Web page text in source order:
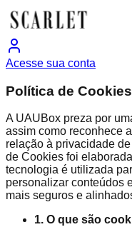
Acesse sua conta
Política de Cookies
A UAUBox preza por
assim como reconhece
relação à privacidade
de Cookies foi
tecnologia é utilizada
personalizar conteúdos
mais seguros e
1. O que são